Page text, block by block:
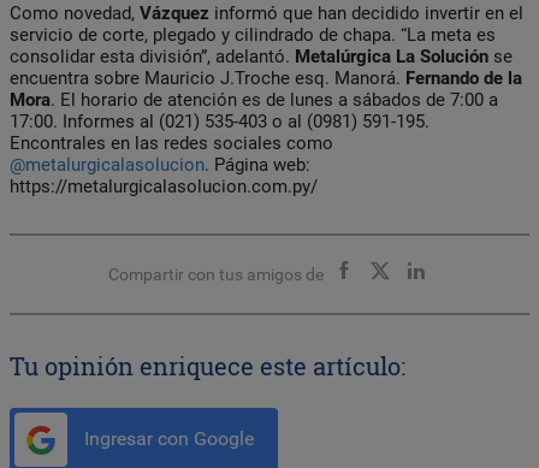
Como novedad, Vázquez informó que han decidido invertir en el
servicio de corte, plegado y cilindrado de chapa. “La meta es
consolidar esta división”, adelantó. Metalúrgica La Solución se
encuentra sobre Mauricio J.Troche esq. Manorá. Fernando de la
Mora. El horario de atención es de lunes a sábados de 7:00 a
17:00. Informes al (021) 535-403 o al (0981) 591-195.
Encontrales en las redes sociales como
@metalurgicalasolucion. Página web:
https://metalurgicalasolucion.com.py/
Compartir con tus amigos de
Tu opinión enriquece este artículo:
Ingresar con Google